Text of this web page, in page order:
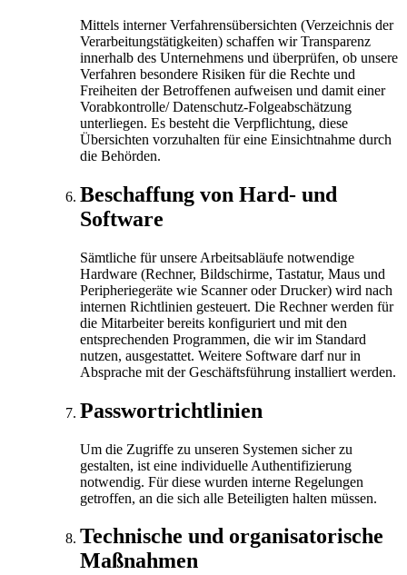
Mittels interner Verfahrensübersichten (Verzeichnis der
Verarbeitungstätigkeiten) schaffen wir Transparenz
innerhalb des Unternehmens und überprüfen, ob unsere
Verfahren besondere Risiken für die Rechte und
Freiheiten der Betroffenen aufweisen und damit einer
Vorabkontrolle/ Datenschutz-Folgeabschätzung
unterliegen. Es besteht die Verpflichtung, diese
Übersichten vorzuhalten für eine Einsichtnahme durch
die Behörden.
Beschaffung von Hard- und
Software
Sämtliche für unsere Arbeitsabläufe notwendige
Hardware (Rechner, Bildschirme, Tastatur, Maus und
Peripheriegeräte wie Scanner oder Drucker) wird nach
internen Richtlinien gesteuert. Die Rechner werden für
die Mitarbeiter bereits konfiguriert und mit den
entsprechenden Programmen, die wir im Standard
nutzen, ausgestattet. Weitere Software darf nur in
Absprache mit der Geschäftsführung installiert werden.
Passwortrichtlinien
Um die Zugriffe zu unseren Systemen sicher zu
gestalten, ist eine individuelle Authentifizierung
notwendig. Für diese wurden interne Regelungen
getroffen, an die sich alle Beteiligten halten müssen.
Technische und organisatorische
Maßnahmen